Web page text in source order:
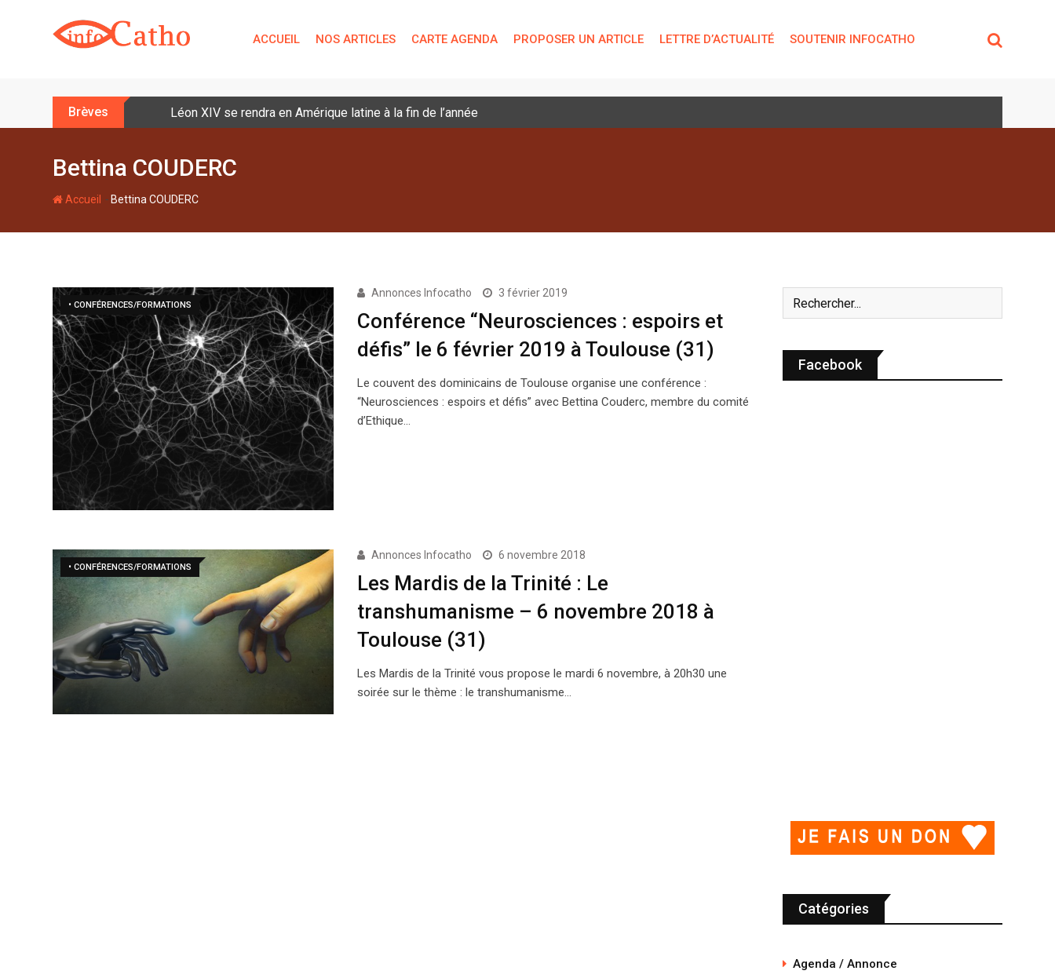
t
ACCUEIL NOS ARTICLES CARTE AGENDA PROPOSER UN ARTICLE LETTRE D’ACTUALITÉ SOUTENIR INFOCATHO
Brèves Léon XIV se rendra en Amérique latine à la fin de l’année
Bettina COUDERC
Accueil - Bettina COUDERC
• CONFÉRENCES/FORMATIONS
Annonces Infocatho 3 février 2019
Conférence “Neurosciences : espoirs et
défis” le 6 février 2019 à Toulouse (31)
Le couvent des dominicains de Toulouse organise une conférence :
“Neurosciences : espoirs et défis” avec Bettina Couderc, membre du comité
d’Ethique…
• CONFÉRENCES/FORMATIONS
Annonces Infocatho 6 novembre 2018
Les Mardis de la Trinité : Le
transhumanisme – 6 novembre 2018 à
Toulouse (31)
Les Mardis de la Trinité vous propose le mardi 6 novembre, à 20h30 une
soirée sur le thème : le transhumanisme…
Facebook
Catégories
Agenda / Annonce